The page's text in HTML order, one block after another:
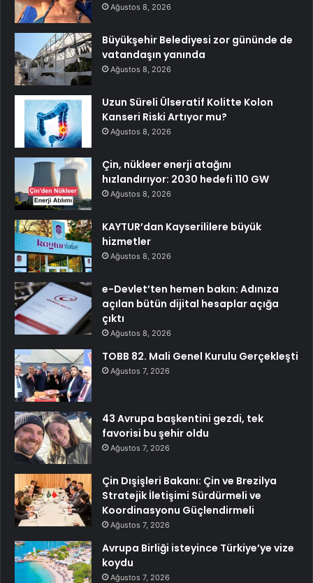
Ağustos 8, 2026
Büyükşehir Belediyesi zor gününde de
vatandaşın yanında
Ağustos 8, 2026
Uzun Süreli Ülseratif Kolitte Kolon
Kanseri Riski Artıyor mu?
Ağustos 8, 2026
Çin, nükleer enerji atağını
hızlandırıyor: 2030 hedefi 110 GW
Ağustos 8, 2026
KAYTUR’dan Kayserililere büyük
hizmetler
Ağustos 8, 2026
e-Devlet’ten hemen bakın: Adınıza
açılan bütün dijital hesaplar açığa
çıktı
Ağustos 8, 2026
TOBB 82. Mali Genel Kurulu Gerçekleşti
Ağustos 7, 2026
43 Avrupa başkentini gezdi, tek
favorisi bu şehir oldu
Ağustos 7, 2026
Çin Dışişleri Bakanı: Çin ve Brezilya
Stratejik İletişimi Sürdürmeli ve
Koordinasyonu Güçlendirmeli
Ağustos 7, 2026
Avrupa Birliği isteyince Türkiye’ye vize
koydu
Ağustos 7, 2026